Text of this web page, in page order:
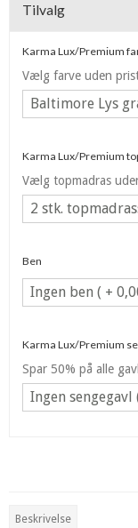
Tilvalg
Karma Lux/Premium
Vælg farve uden
Karma Lux/Premium
Vælg topmadras
Ben
Karma Lux/Premium
Spar 50% på alle
Beskrivelse